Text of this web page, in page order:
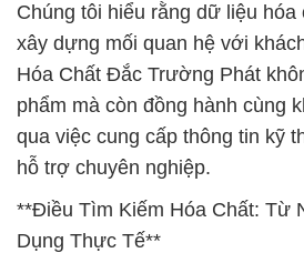
Chúng tôi hiểu rằng dữ liệu hóa
xây dựng mối quan hệ với
Hóa Chất Đắc Trường Phát
phẩm mà còn đồng hành cùng
qua việc cung cấp thông tin kỹ
hỗ trợ chuyên nghiệp.
**Điều Tìm Kiếm Hóa Chất: Từ
Dụng Thực Tế**